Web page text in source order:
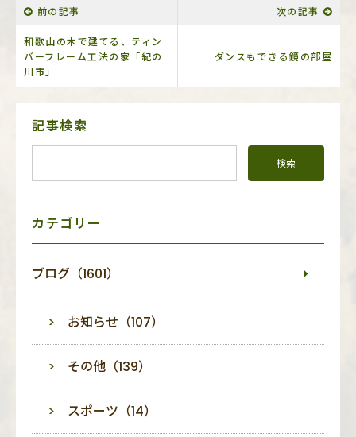
前の記事
和歌山の木で建てる、ティン
バーフレーム工法の家「紀の
川市」
次の記事
ダンスもできる鏡の部屋
サ
ニ
記事検索
カテゴリー
ブログ（1601）
お知らせ（107）
その他（139）
スポーツ（14）